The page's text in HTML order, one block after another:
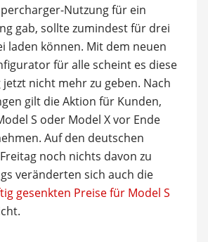
Nutzung für ein
gab, sollte zumindest für drei
laden können. Mit dem neuen
für alle scheint es diese
nicht mehr zu geben. Nach
gilt die Aktion für Kunden,
S oder Model X vor Ende
Auf den deutschen
noch nichts davon zu
veränderten sich auch die
gesenkten Preise für Model S